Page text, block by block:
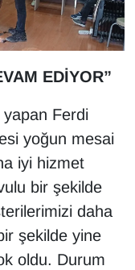
EDİYOR”
yapan Ferdi
yoğun mesai
iyi hizmet
bir şekilde
daha
şekilde yine
oldu. Durum